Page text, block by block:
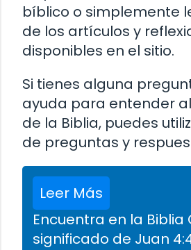
bíblico o simplemente
de los artículos y
disponibles en el sitio.
Si tienes alguna
ayuda para entender
de la Biblia, puedes
de preguntas y
Leer Más
Encuentra en la Biblia
significado de Juan